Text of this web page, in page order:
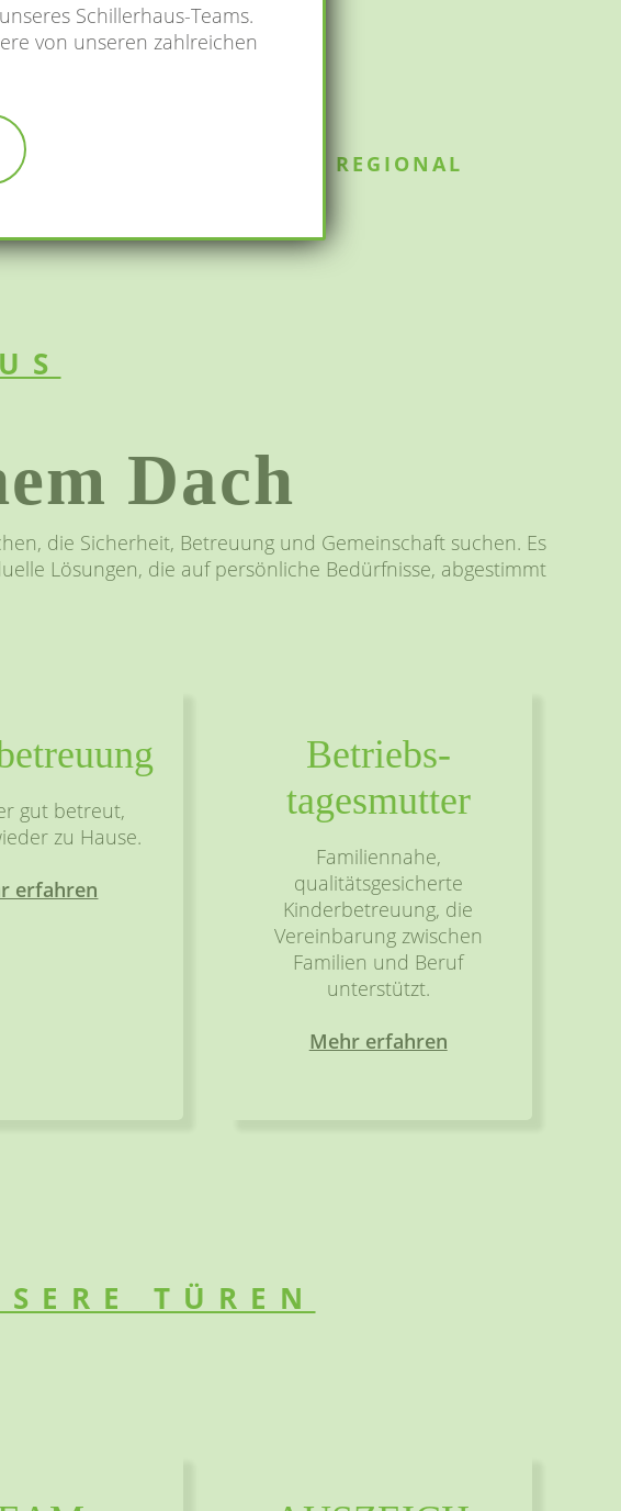
REGIONAL
Dach
die Sicherheit, Betreuung und Gemeinschaft suchen. Es
Lösungen, die auf persönliche Bedürfnisse, abgestimmt
gut betreut,
zu Hause.
erfahren
Betriebs­
tagesmutter
Familiennahe,
qualitätsgesicherte
Kinderbetreuung, die
Vereinbarung zwischen
Familien und Beruf
unterstützt.
Mehr erfahren
TÜREN
Schillerhaus-Teams.
von unseren zahlreichen